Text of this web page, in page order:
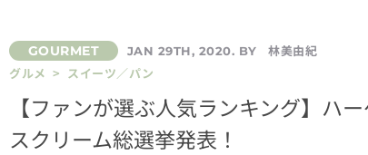
JAN 29TH, 2020. BY
林美由紀
グルメ > スイーツ／パン
【ファンが選ぶ人気ランキング】ハ
スクリーム総選挙発表！